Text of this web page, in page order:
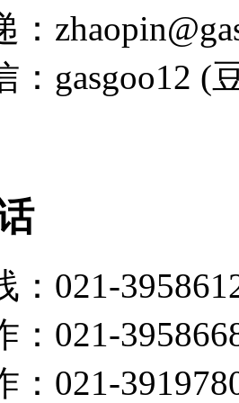
：
：gasgoo12 (
：021-
：021-
：021-